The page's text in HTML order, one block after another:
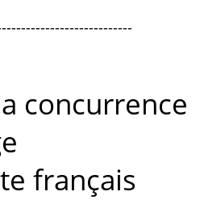
concurrence
français